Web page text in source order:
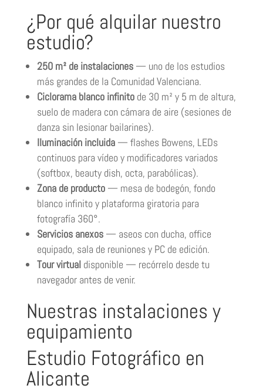
¿Por qué alquilar nuestro
estudio?
250 m² de instalaciones— uno de los estudios
más grandes de la Comunidad Valenciana.
Ciclorama blanco infinitode 30 m² y 5 m de altura,
suelo de madera con cámara de aire (sesiones de
danza sin lesionar bailarines).
Iluminación incluida— flashes Bowens, LEDs
continuos para vídeo y modificadores variados
(softbox, beauty dish, octa, parabólicas).
Zona de producto— mesa de bodegón, fondo
blanco infinito y plataforma giratoria para
fotografía 360°.
Servicios anexos— aseos con ducha, office
equipado, sala de reuniones y PC de edición.
Tour virtualdisponible — recórrelo desde tu
navegador antes de venir.
Nuestras instalaciones y
equipamiento
Estudio Fotográfico en
Alicante